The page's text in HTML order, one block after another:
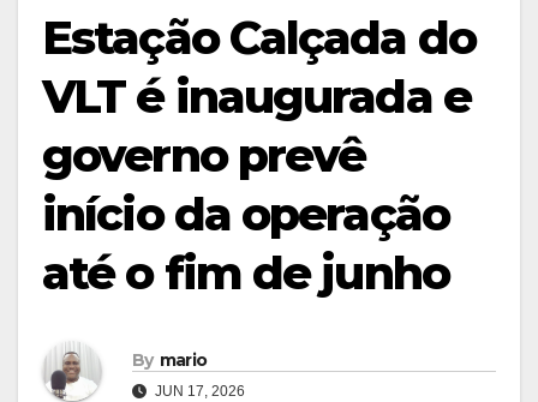
Estação Calçada do
VLT é inaugurada e
governo prevê
início da operação
até o fim de junho
By mario
JUN 17, 2026